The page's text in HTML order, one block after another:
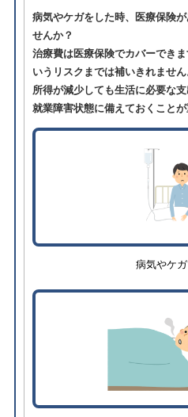
病気やケガをした時、医療保険
せんか？
治療費は医療保険でカバーでき
いうリスクまでは補いきれません
所得が減少しても生活に必要な
就業障害状態に備えておくことが
病気やケ